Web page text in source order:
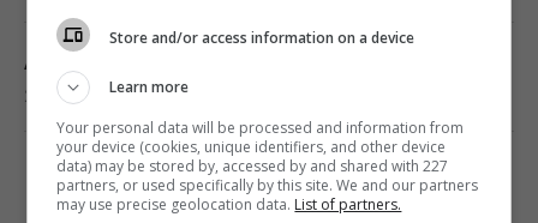
Анчоуси чи сардини: яка риба корисніша
21:47 четвер, 06 серпня 2026
В Україну може потрапити антидронова
ракета CM-70 з Канади, - ЗМІ
Store and/or access information on a device
Learn more
Your personal data will be processed and information from
your device (cookies, unique identifiers, and other device
data) may be stored by, accessed by and shared with 227
partners, or used specifically by this site. We and our partners
may use precise geolocation data. List of partners.